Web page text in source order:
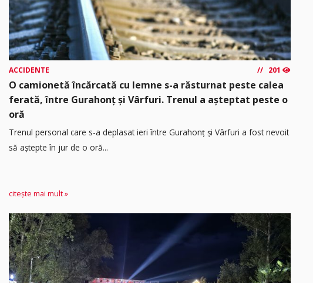
ACCIDENTE 201
O camionetă încărcată cu lemne s-a răsturnat peste calea
ferată, între Gurahonț și Vârfuri. Trenul a așteptat peste o
oră
Trenul personal care s-a deplasat ieri între Gurahonț și Vârfuri a fost nevoit
să aștepte în jur de o oră...
citește mai mult »